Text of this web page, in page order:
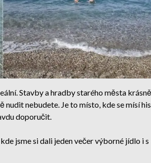
Stavby a hradby starého města krásně
nebudete. Je to místo, kde se mísí
doporučit.
jsme si dali jeden večer výborné jídlo i